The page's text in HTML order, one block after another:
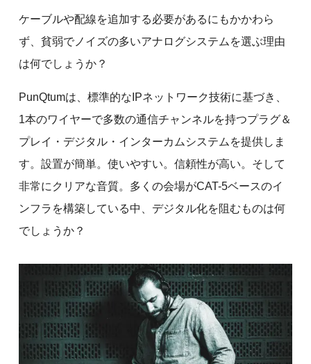
ケーブルや配線を追加する必要があるにもかかわら
ず、貧弱でノイズの多いアナログシステムを選ぶ理由
は何でしょうか？
PunQtumは、標準的なIPネットワーク技術に基づき、
1本のワイヤーで多数の通信チャンネルを持つプラグ＆
プレイ・デジタル・インターカムシステムを提供しま
す。設置が簡単。使いやすい。信頼性が高い。そして
非常にクリアな音質。多くの会場がCAT-5ベースのイ
ンフラを構築している中、デジタル化を阻むものは何
でしょうか？